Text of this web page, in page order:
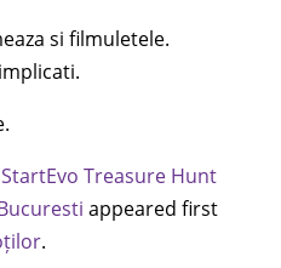
si filmuletele.
Treasure Hunt
appeared first
.